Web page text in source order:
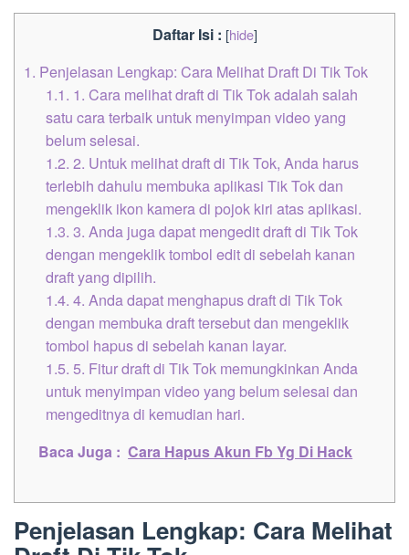
Daftar Isi : [hide]
1. Penjelasan Lengkap: Cara Melihat Draft Di Tik Tok
1.1. 1. Cara melihat draft di Tik Tok adalah salah
satu cara terbaik untuk menyimpan video yang
belum selesai.
1.2. 2. Untuk melihat draft di Tik Tok, Anda harus
terlebih dahulu membuka aplikasi Tik Tok dan
mengeklik ikon kamera di pojok kiri atas aplikasi.
1.3. 3. Anda juga dapat mengedit draft di Tik Tok
dengan mengeklik tombol edit di sebelah kanan
draft yang dipilih.
1.4. 4. Anda dapat menghapus draft di Tik Tok
dengan membuka draft tersebut dan mengeklik
tombol hapus di sebelah kanan layar.
1.5. 5. Fitur draft di Tik Tok memungkinkan Anda
untuk menyimpan video yang belum selesai dan
mengeditnya di kemudian hari.
Baca Juga : Cara Hapus Akun Fb Yg Di Hack
Penjelasan Lengkap: Cara Melihat